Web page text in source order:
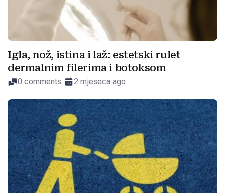
Igla, nož, istina i laž: estetski rulet
dermalnim filerima i botoksom
0 comments 2 mjeseca ago